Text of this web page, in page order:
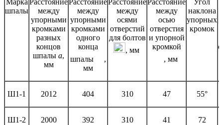
шпалы
между
упорными
кромками
разных
концов
шпалы а,
мм
между
упорными
кромками
одного
конца
шпалы
,
мм
между
осями
отверстий
для болтов
, мм
между
осью
отверстия
и упорной
кромкой
, мм
наклона
упорных
кромок
Ш1-1 2012 404 310 47 55°
Ш1-2 2000 392 310 41 72